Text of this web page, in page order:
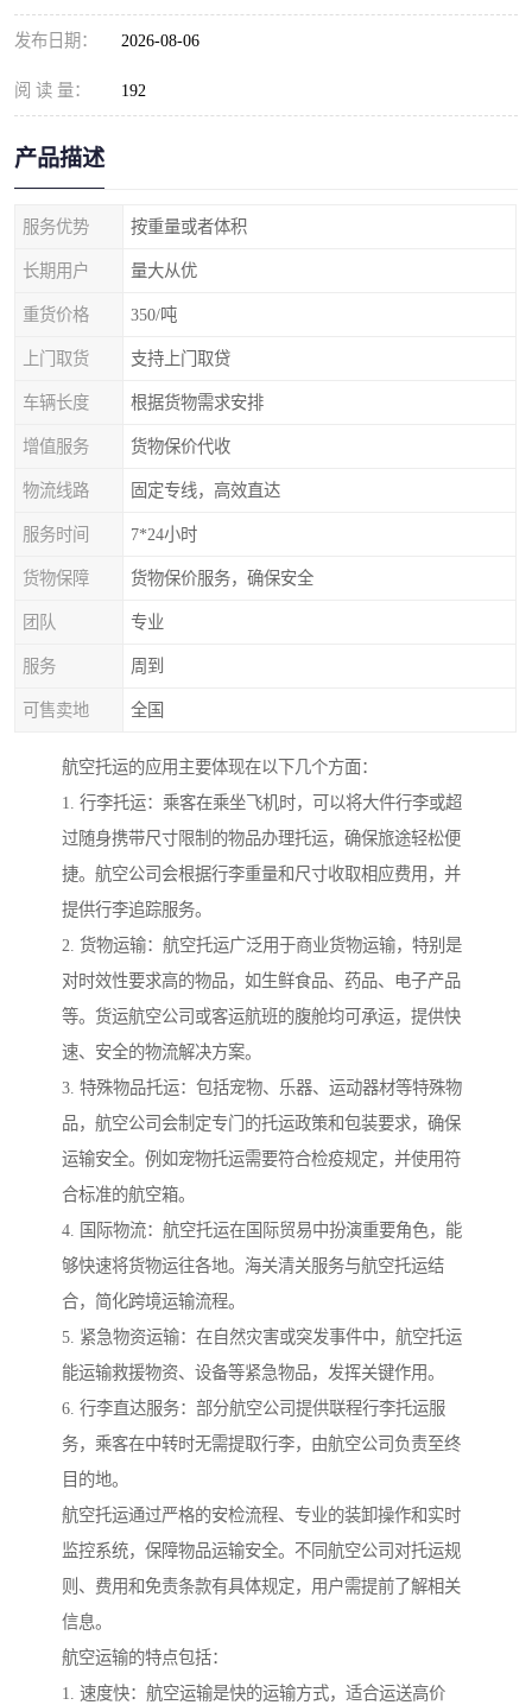
发布日期： 2026-08-06
阅 读 量： 192
产品描述
服务优势 按重量或者体积
长期用户 量大从优
重货价格 350/吨
上门取货 支持上门取贷
车辆长度 根据货物需求安排
增值服务 货物保价代收
物流线路 固定专线，高效直达
服务时间 7*24小时
货物保障 货物保价服务，确保安全
团队 专业
服务 周到
可售卖地 全国
航空托运的应用主要体现在以下几个方面：
1. 行李托运：乘客在乘坐飞机时，可以将大件行李或超
过随身携带尺寸限制的物品办理托运，确保旅途轻松便
捷。航空公司会根据行李重量和尺寸收取相应费用，并
提供行李追踪服务。
2. 货物运输：航空托运广泛用于商业货物运输，特别是
对时效性要求高的物品，如生鲜食品、药品、电子产品
等。货运航空公司或客运航班的腹舱均可承运，提供快
速、安全的物流解决方案。
3. 特殊物品托运：包括宠物、乐器、运动器材等特殊物
品，航空公司会制定专门的托运政策和包装要求，确保
运输安全。例如宠物托运需要符合检疫规定，并使用符
合标准的航空箱。
4. 国际物流：航空托运在国际贸易中扮演重要角色，能
够快速将货物运往各地。海关清关服务与航空托运结
合，简化跨境运输流程。
5. 紧急物资运输：在自然灾害或突发事件中，航空托运
能运输救援物资、设备等紧急物品，发挥关键作用。
6. 行李直达服务：部分航空公司提供联程行李托运服
务，乘客在中转时无需提取行李，由航空公司负责至终
目的地。
航空托运通过严格的安检流程、专业的装卸操作和实时
监控系统，保障物品运输安全。不同航空公司对托运规
则、费用和免责条款有具体规定，用户需提前了解相关
信息。
航空运输的特点包括：
1. 速度快：航空运输是快的运输方式，适合运送高价